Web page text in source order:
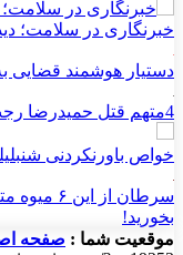
خبرنگاری در سلامت؛
دستیار هوشمند قضایی
4متهم قتل حمیدرضا رجب‌زاده دستگیر شدند
خواص باورنکردنی
سرطان از
بخورید!
موقعیت شما : صفحه